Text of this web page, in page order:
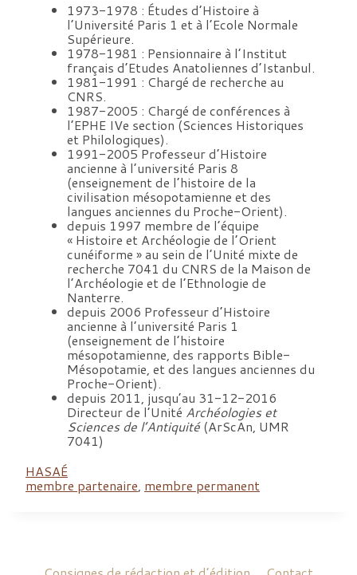
1973-1978 : Études d’Histoire à
l’Université Paris 1 et à l’Ecole Normale
Supérieure.
1978-1981 : Pensionnaire à l’Institut
français d’Etudes Anatoliennes d’Istanbul.
1981-1991 : Chargé de recherche au
CNRS.
1987-2005 : Chargé de conférences à
l’EPHE IVe section (Sciences Historiques
et Philologiques).
1991-2005 Professeur d’Histoire
ancienne à l’université Paris 8
(enseignement de l’histoire de la
civilisation mésopotamienne et des
langues anciennes du Proche-Orient).
depuis 1997 membre de l’équipe
« Histoire et Archéologie de l’Orient
cunéiforme » au sein de l’Unité mixte de
recherche 7041 du CNRS de la Maison de
l’Archéologie et de l’Ethnologie de
Nanterre.
depuis 2006 Professeur d’Histoire
ancienne à l’université Paris 1
(enseignement de l’histoire
mésopotamienne, des rapports Bible-
Mésopotamie, et des langues anciennes du
Proche-Orient).
depuis 2011, jusqu’au 31-12-2016
Directeur de l’Unité Archéologies et
Sciences de l’Antiquité(ArScAn, UMR
7041)
HASAÉ
membre partenaire, membre permanent